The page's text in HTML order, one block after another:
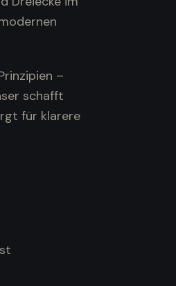
–
schafft
für klarere